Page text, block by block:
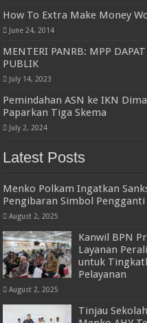
How To Extra Make Money
June 24, 2014
MENTERI PANRB: MPP
PUBLIK
July 14, 2023
Pemindahan ASN ke IKN
Paparkan Tiga Skema
July 2, 2024
Latest Posts
Menko Polkam Ingatkan
Pengibaran Simbol
August 2, 2025
Kanwil BPN
Layanan
untuk
Pelayanan
August 2, 2025
Tinjau